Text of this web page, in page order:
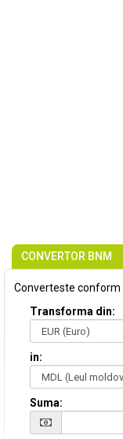
CONVERTOR BNM
Converteste conform
Transforma din:
in:
Suma: